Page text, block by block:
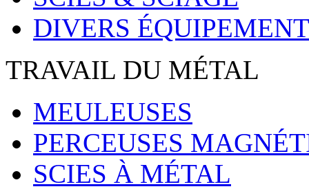
DIVERS
TRAVAIL DU MÉTAL
MEULEUSES
PERCEUSES
SCIES À MÉTAL